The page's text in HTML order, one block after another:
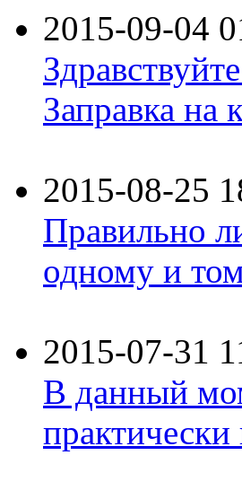
2015-09-04
Заправка на
2015-08-25
Правильно
одному и
2015-07-31
В данный